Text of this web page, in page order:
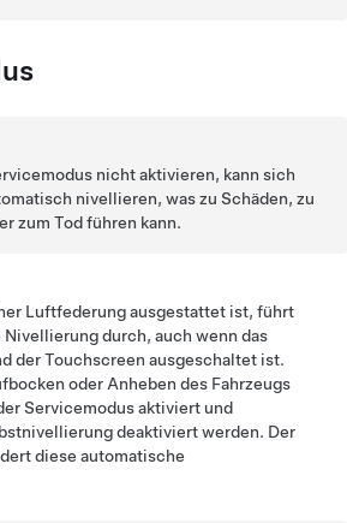
nicht aktivieren, kann sich
nivellieren, was zu Schäden, zu
zum Tod führen kann.
Luftfederung ausgestattet ist, führt
durch, auch wenn das
der Touchscreen ausgeschaltet ist.
oder Anheben des Fahrzeugs
Servicemodus aktiviert und
deaktiviert werden. Der
diese automatische